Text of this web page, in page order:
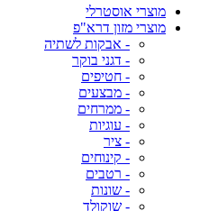
מוצרי אוסטרלי
מוצרי מזון דרא"פ
- אבקות לשתיה
- דגני בוקר
- חטיפים
- מבצעים
- ממרחים
- עוגיות
- ציר
- קינוחים
- רטבים
- שונות
- שוקולד